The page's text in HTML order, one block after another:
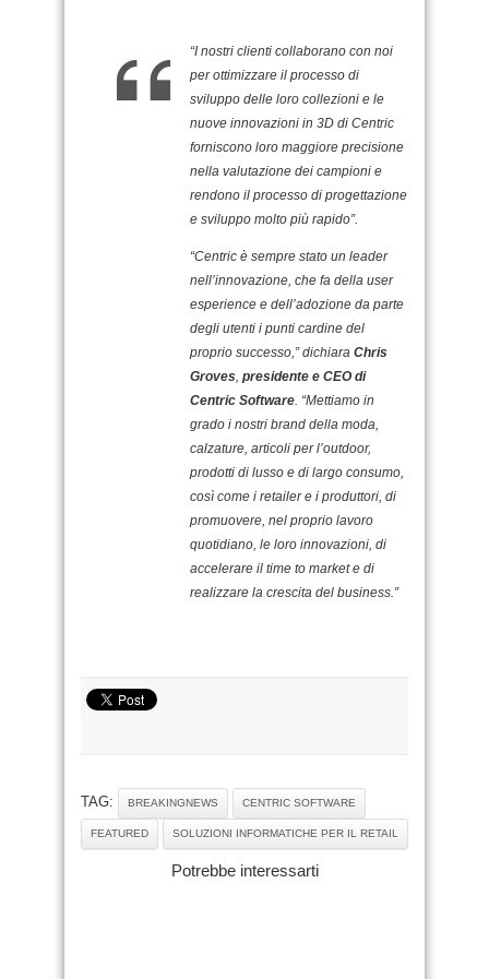
“I nostri clienti collaborano con noi
per ottimizzare il processo di
sviluppo delle loro collezioni e le
nuove innovazioni in 3D di Centric
forniscono loro maggiore precisione
nella valutazione dei campioni e
rendono il processo di progettazione
e sviluppo molto più rapido”.
“Centric è sempre stato un leader
nell’innovazione, che fa della user
esperience e dell’adozione da parte
degli utenti i punti cardine del
proprio successo,” dichiara Chris
Groves, presidente e CEO di
Centric Software. “Mettiamo in
grado i nostri brand della moda,
calzature, articoli per l’outdoor,
prodotti di lusso e di largo consumo,
così come i retailer e i produttori, di
promuovere, nel proprio lavoro
quotidiano, le loro innovazioni, di
accelerare il time to market e di
realizzare la crescita del business.”
TAG: BREAKINGNEWS CENTRIC SOFTWARE
FEATURED SOLUZIONI INFORMATICHE PER IL RETAIL
Potrebbe interessarti